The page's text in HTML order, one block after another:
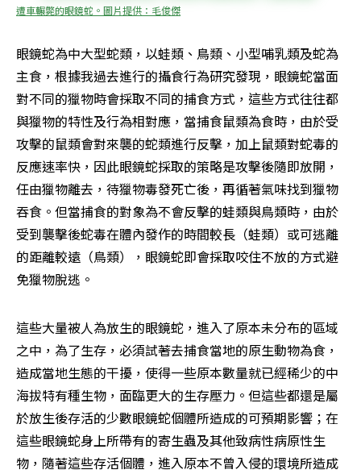
遭車輾斃的眼鏡蛇。圖片提供：毛俊傑
眼鏡蛇為中大型蛇類，以蛙類、鳥類、小型哺乳類及蛇為
主食，根據我過去進行的攝食行為研究發現，眼鏡蛇當面
對不同的獵物時會採取不同的捕食方式，這些方式往往都
與獵物的特性及行為相對應，當捕食鼠類為食時，由於受
攻擊的鼠類會對來襲的蛇類進行反擊，加上鼠類對蛇毒的
反應速率快，因此眼鏡蛇採取的策略是攻擊後隨即放開，
任由獵物離去，待獵物毒發死亡後，再循著氣味找到獵物
吞食。但當捕食的對象為不會反擊的蛙類與鳥類時，由於
受到襲擊後蛇毒在體內發作的時間較長（蛙類）或可逃離
的距離較遠（鳥類），眼鏡蛇即會採取咬住不放的方式避
免獵物脫逃。
這些大量被人為放生的眼鏡蛇，進入了原本未分布的區域
之中，為了生存，必須試著去捕食當地的原生動物為食，
造成當地生態的干擾，使得一些原本數量就已經稀少的中
海拔特有種生物，面臨更大的生存壓力。但這些都還是屬
於放生後存活的少數眼鏡蛇個體所造成的可預期影響；在
這些眼鏡蛇身上所帶有的寄生蟲及其他致病性病原性生
物，隨著這些存活個體，進入原本不曾入侵的環境所造成